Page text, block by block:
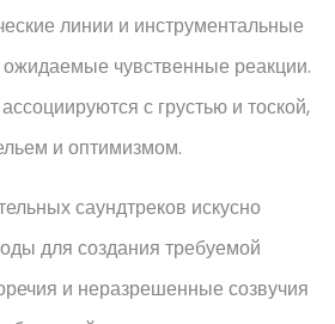
линии и инструментальные
чувственные реакции.
с грустью и тоской,
и оптимизмом.
саундтреков искусно
для создания требуемой
и неразрешенные созвучия